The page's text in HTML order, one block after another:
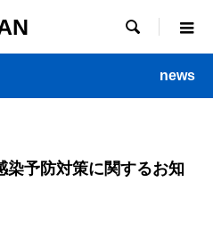

news
染予防対策に関するお知